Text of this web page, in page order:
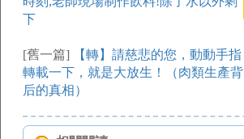
下
[舊一篇]
【轉】請慈悲的您，動動手指
轉載一下，就是大放生！（肉類生產背
后的真相）